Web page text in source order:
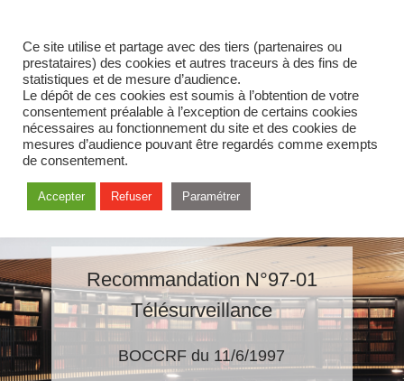
Recommandation N°97-01
Télésurveillance
BOCCRF du 11/6/1997
Ce site utilise et partage avec des tiers (partenaires ou
prestataires) des cookies et autres traceurs à des fins de
statistiques et de mesure d’audience.
Le dépôt de ces cookies est soumis à l’obtention de votre
consentement préalable à l’exception de certains cookies
nécessaires au fonctionnement du site et des cookies de
mesures d’audience pouvant être regardés comme exempts
de consentement.
Accepter Refuser Paramétrer